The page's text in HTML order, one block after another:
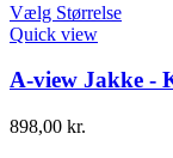
Vælg Størrelse
Quick view
A-view Jakke -
898,00 kr.